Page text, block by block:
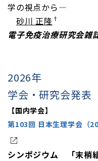
学の視点から―
砂川 正隆 †
電子免疫治療研究会雑
2026年
学会・研究会発表
【国内学会】
第103回 日本生理学会 （
シンポジウム 「末梢